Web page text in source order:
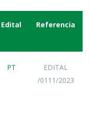
Edital Referencia
PT
EDITAL
/0111/2023